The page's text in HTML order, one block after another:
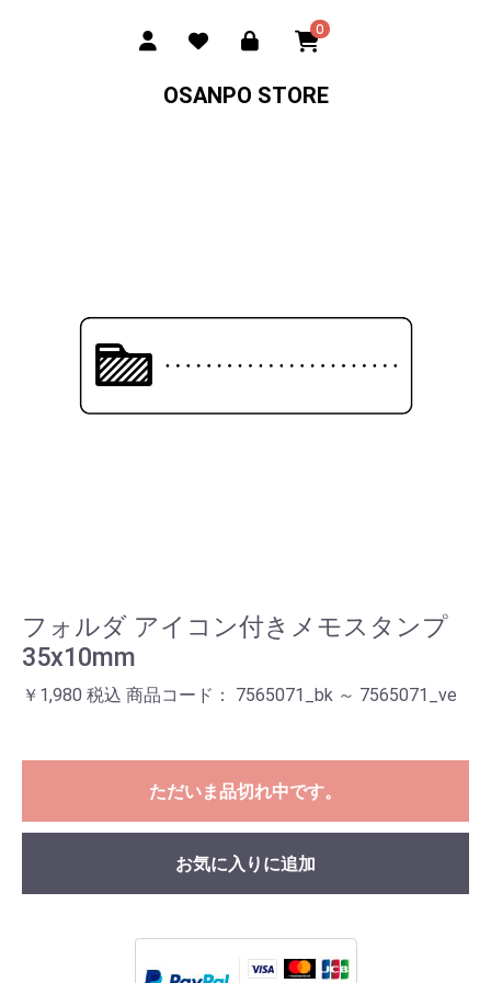
0
OSANPO STORE
フォルダ アイコン付きメモスタンプ
35x10mm
￥1,980 税込 商品コード： 7565071_bk ～ 7565071_ve
ただいま品切れ中です。
お気に入りに追加